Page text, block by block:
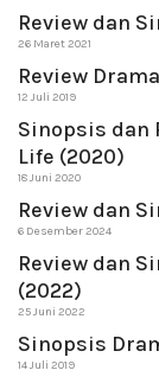
Review dan
26 Maret 2021
Review
12 Juli 2019
Sinopsis dan
Life (2020)
18 Juni 2020
Review dan
6 Desember 2024
Review dan
(2022)
25 Juni 2022
Sinopsis
14 Juli 2019